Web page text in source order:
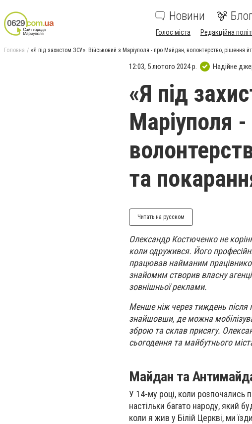
Новини
Голос міста Редакційна
Головна «Я під захистом ЗСУ». Військовий з Маріуполя - про Майдан, волонтерство, рішення
12:03, 5 лютого 2024 р. Надійне
«Я під
Маріуполя
та
Читать на русском
Олександр Костюченко не
коли одружився. Його
працював найманим
знайомим створив власну
зовнішньої реклами.
Менше ніж через тиждень після
знайшовши, де можна
зброю та склав присягу.
сьогодення та майбутнього
Майдан та
У 14-му році, коли розпочались
настільки багато народу, який
коли я жив у Білій Церкві, ми